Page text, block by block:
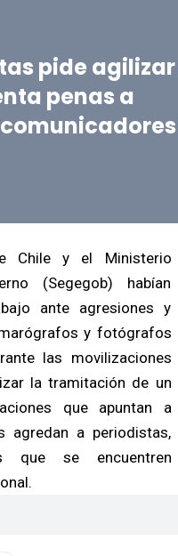
pide agilizar
penas a
Chile y el Ministerio
(Segegob) habían
ante agresiones y
y fotógrafos
las movilizaciones
la tramitación de un
que apuntan a
agredan a periodistas,
que se encuentren